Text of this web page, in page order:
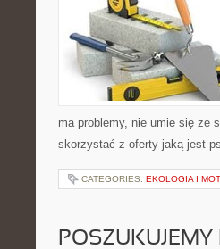
ma problemy, nie umie się ze
skorzystać z oferty jaką jest
CATEGORIES: EKOLOGIA I